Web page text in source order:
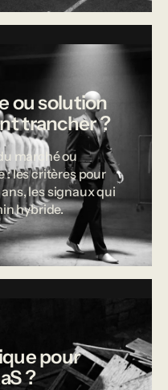
ou solution
trancher ?
marché ou
: les critères pour
les signaux qui
hybride.
pour
?